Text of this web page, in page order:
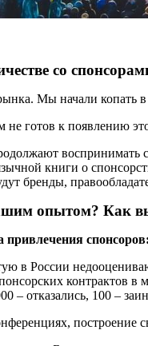
со
Мы начали копать
не готов к появлению
воспринимать
книги о
бренды,
опытом? Как
привлечения спонсоров:
в России
контрактов
– отказались, 100 –
построение